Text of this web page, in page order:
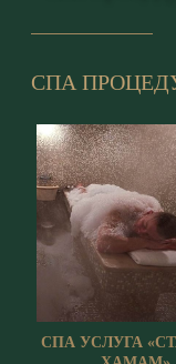
СПА
СПА УСЛУГА